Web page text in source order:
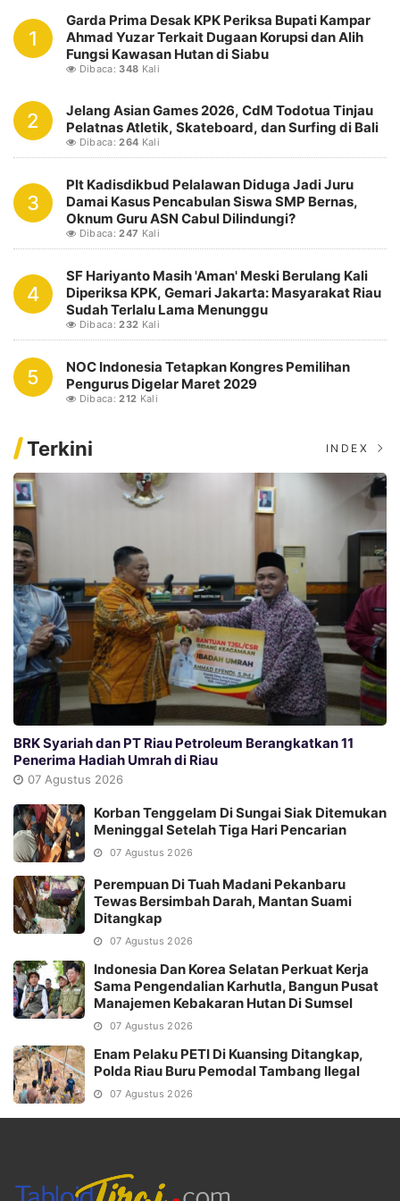
1
Garda Prima Desak KPK Periksa Bupati Kampar
Ahmad Yuzar Terkait Dugaan Korupsi dan Alih
Fungsi Kawasan Hutan di Siabu
Dibaca:348 Kali
2
Jelang Asian Games 2026, CdM Todotua Tinjau
Pelatnas Atletik, Skateboard, dan Surfing di Bali
Dibaca:264 Kali
3
Plt Kadisdikbud Pelalawan Diduga Jadi Juru
Damai Kasus Pencabulan Siswa SMP Bernas,
Oknum Guru ASN Cabul Dilindungi?
Dibaca:247 Kali
4
SF Hariyanto Masih 'Aman' Meski Berulang Kali
Diperiksa KPK, Gemari Jakarta: Masyarakat Riau
Sudah Terlalu Lama Menunggu
Dibaca:232 Kali
5
NOC Indonesia Tetapkan Kongres Pemilihan
Pengurus Digelar Maret 2029
Dibaca:212 Kali
Terkini INDEX
BRK Syariah dan PT Riau Petroleum Berangkatkan 11
Penerima Hadiah Umrah di Riau
07 Agustus 2026
Korban Tenggelam Di Sungai Siak Ditemukan
Meninggal Setelah Tiga Hari Pencarian
07 Agustus 2026
Perempuan Di Tuah Madani Pekanbaru
Tewas Bersimbah Darah, Mantan Suami
Ditangkap
07 Agustus 2026
Indonesia Dan Korea Selatan Perkuat Kerja
Sama Pengendalian Karhutla, Bangun Pusat
Manajemen Kebakaran Hutan Di Sumsel
07 Agustus 2026
Enam Pelaku PETI Di Kuansing Ditangkap,
Polda Riau Buru Pemodal Tambang Ilegal
07 Agustus 2026